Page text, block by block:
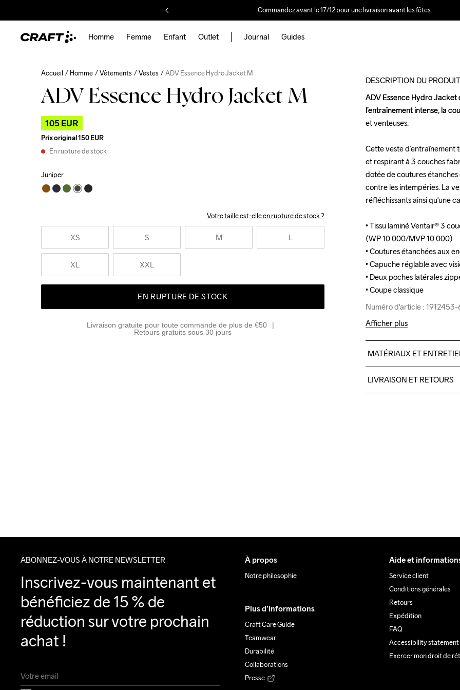
Commandez avant le 17/12 pour une livraison avant les fêtes.
Homme Femme Enfant Outlet Journal Guides
Accueil Homme Vêtements Vestes ADV Essence Hydro Jacket M
ADV Essence Hydro Jacket M
105 EUR
Prix original150 EUR
En rupture de stock
Juniper
Votre taille est-elle en rupture de stock ?
XS S M L
XL XXL
EN RUPTURE DE STOCK
Livraison gratuite pour toute commande de plus de €50
Retours gratuits sous 30 jours
DESCRIPTION DU PRODUIT
ADV Essence Hydro
l’entraînement intense, la
et venteuses.
Cette veste d’entraînement
et respirant à 3 couches
dotée de coutures
contre les intempéries. La
réfléchissants ainsi qu'une
• Tissu laminé Ventair® 3
(WP 10 000/MVP 10 000)
• Coutures étanchées aux
• Capuche réglable avec
• Deux poches latérales
• Coupe classique
Numéro d'article :
ADV Essence Hydro
l’entraînement intense, la
et venteuses.
Cette veste d’entraînement
et respirant à 3 couches
dotée de coutures
contre les intempéries. La
réfléchissants ainsi qu'une
• Tissu laminé Ventair® 3
(WP 10 000/MVP 10 000)
• Coutures étanchées aux
• Capuche réglable avec
• Deux poches latérales
• Coupe classique
Numéro d'article :
Afficher plus
MATÉRIAUX ET
LIVRAISON ET RETOURS
ABONNEZ-VOUS À NOTRE NEWSLETTER
Inscrivez-vous maintenant et
bénéficiez de 15 % de
réduction sur votre prochain
achat !
À propos
Notre philosophie
Plus d’informations
Craft Care Guide
Teamwear
Durabilité
Collaborations
Presse
Aide et
Service client
Conditions générales
Retours
Expédition
FAQ
Accessibility statement
Exercer mon droit de